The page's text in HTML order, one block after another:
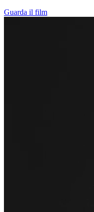
Guarda il film